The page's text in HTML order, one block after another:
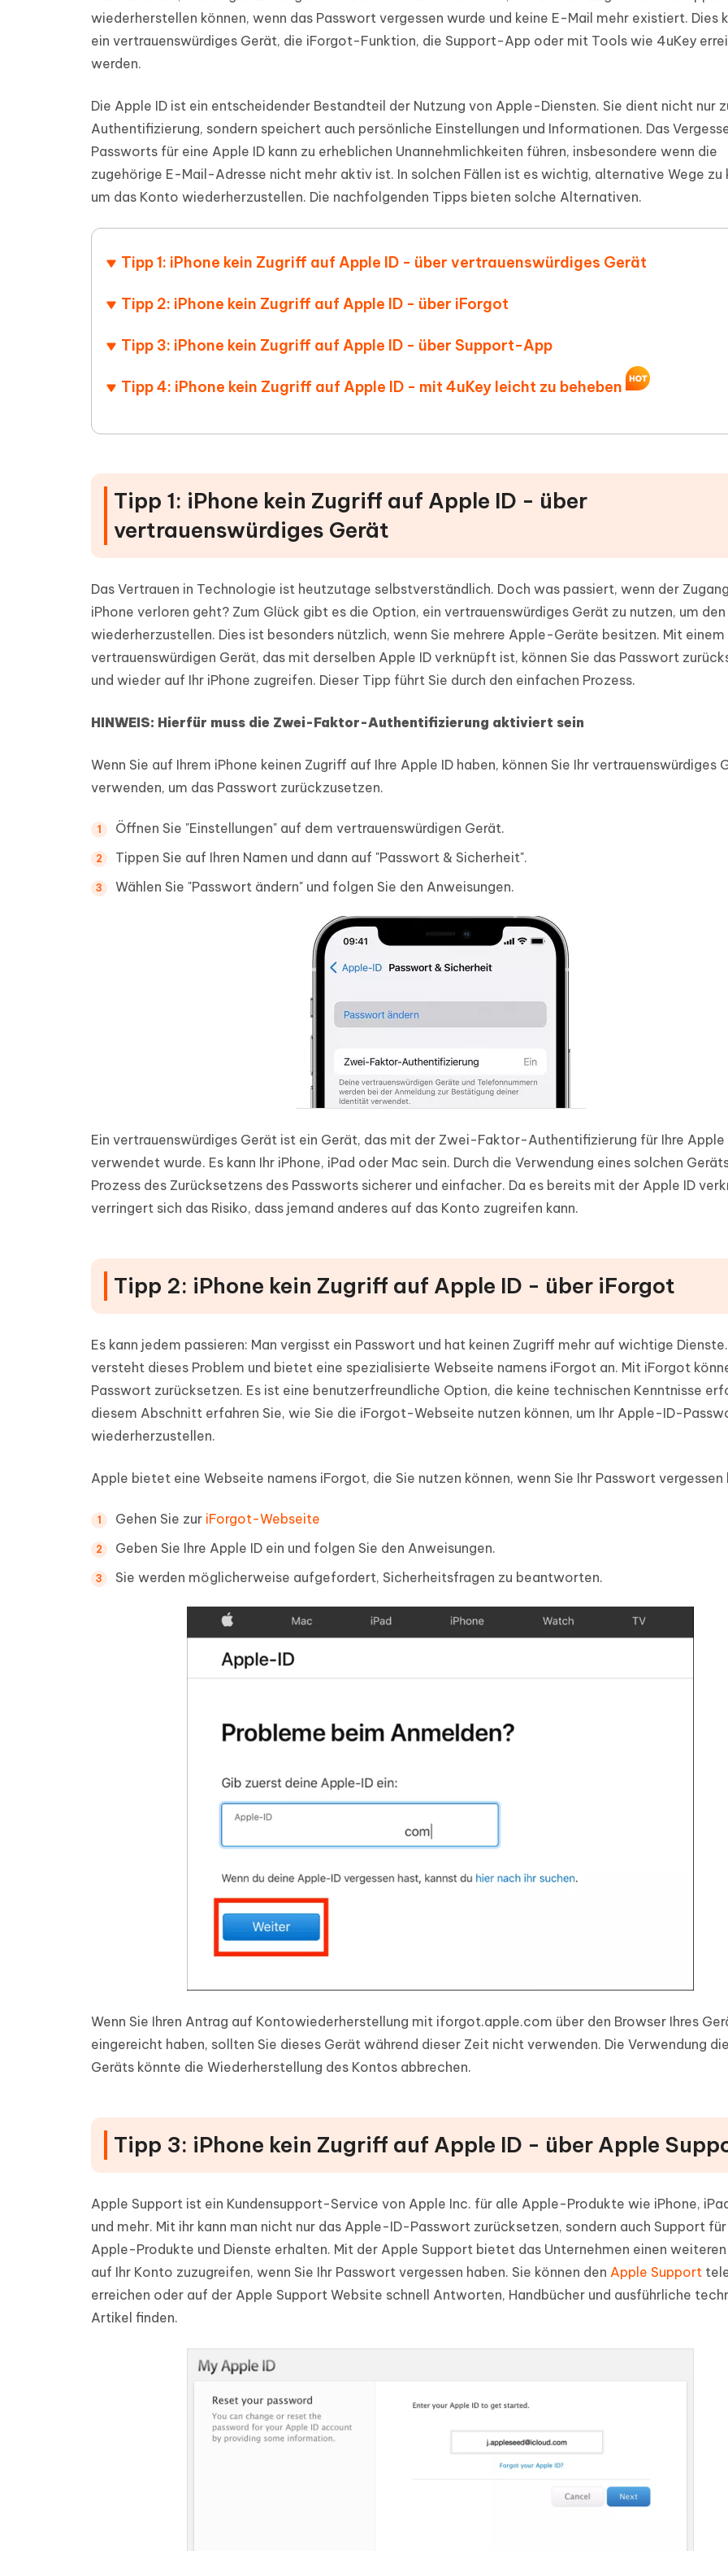
4DDiG - Windows Daten Retten
Update
Gelöschte Dateien unter Windows
wiederherstellen
4DDiG - Mac Daten
Wiederherstellen
Alle Produkte Anzeigen
Mobil
iAnyGo - iOS APP
Android/iPhone
UltData for Android APP
Android Datenrettung ohne PC
Cleanup Pro APP
iPhone kostenlos mit KI bereinigen
PDF Dokumente mit KI zusammenfassen
Mit KI intelligenter, schneller und besser
KI-generierte Präsentationen in
Sekunden
Hot
umwandeln
Kostenloses KI Tool zur
wiederherstellen können, wenn das Passwort vergessen wurde und keine E-Mail mehr existiert. Dies
ein vertrauenswürdiges Gerät, die iForgot-Funktion, die Support-App oder mit Tools wie 4uKey
werden.
Die Apple ID ist ein entscheidender Bestandteil der Nutzung von Apple-Diensten. Sie dient nicht nur
Authentifizierung, sondern speichert auch persönliche Einstellungen und Informationen. Das
Passworts für eine Apple ID kann zu erheblichen Unannehmlichkeiten führen, insbesondere wenn die
zugehörige E-Mail-Adresse nicht mehr aktiv ist. In solchen Fällen ist es wichtig, alternative Wege zu
um das Konto wiederherzustellen. Die nachfolgenden Tipps bieten solche Alternativen.
Tipp 1: iPhone kein Zugriff auf Apple ID - über vertrauenswürdiges Gerät
Tipp 2: iPhone kein Zugriff auf Apple ID - über iForgot
Tipp 3: iPhone kein Zugriff auf Apple ID - über Support-App
Tipp 4: iPhone kein Zugriff auf Apple ID - mit 4uKey leicht zu beheben
Tipp 1: iPhone kein Zugriff auf Apple ID - über
vertrauenswürdiges Gerät
Das Vertrauen in Technologie ist heutzutage selbstverständlich. Doch was passiert, wenn der
iPhone verloren geht? Zum Glück gibt es die Option, ein vertrauenswürdiges Gerät zu nutzen, um
wiederherzustellen. Dies ist besonders nützlich, wenn Sie mehrere Apple-Geräte besitzen. Mit einem
vertrauenswürdigen Gerät, das mit derselben Apple ID verknüpft ist, können Sie das Passwort
und wieder auf Ihr iPhone zugreifen. Dieser Tipp führt Sie durch den einfachen Prozess.
HINWEIS: Hierfür muss die Zwei-Faktor-Authentifizierung aktiviert sein
Wenn Sie auf Ihrem iPhone keinen Zugriff auf Ihre Apple ID haben, können Sie Ihr vertrauenswürdiges
verwenden, um das Passwort zurückzusetzen.
Öffnen Sie "Einstellungen" auf dem vertrauenswürdigen Gerät.
Tippen Sie auf Ihren Namen und dann auf "Passwort & Sicherheit".
Wählen Sie "Passwort ändern" und folgen Sie den Anweisungen.
Ein vertrauenswürdiges Gerät ist ein Gerät, das mit der Zwei-Faktor-Authentifizierung für Ihre Apple
verwendet wurde. Es kann Ihr iPhone, iPad oder Mac sein. Durch die Verwendung eines solchen
Prozess des Zurücksetzens des Passworts sicherer und einfacher. Da es bereits mit der Apple ID
verringert sich das Risiko, dass jemand anderes auf das Konto zugreifen kann.
Tipp 2: iPhone kein Zugriff auf Apple ID - über iForgot
Es kann jedem passieren: Man vergisst ein Passwort und hat keinen Zugriff mehr auf wichtige
versteht dieses Problem und bietet eine spezialisierte Webseite namens iForgot an. Mit iForgot
Passwort zurücksetzen. Es ist eine benutzerfreundliche Option, die keine technischen Kenntnisse
diesem Abschnitt erfahren Sie, wie Sie die iForgot-Webseite nutzen können, um Ihr Apple-ID-
wiederherzustellen.
Apple bietet eine Webseite namens iForgot, die Sie nutzen können, wenn Sie Ihr Passwort vergessen
Gehen Sie zur iForgot-Webseite
Geben Sie Ihre Apple ID ein und folgen Sie den Anweisungen.
Sie werden möglicherweise aufgefordert, Sicherheitsfragen zu beantworten.
Wenn Sie Ihren Antrag auf Kontowiederherstellung mit iforgot.apple.com über den Browser Ihres
eingereicht haben, sollten Sie dieses Gerät während dieser Zeit nicht verwenden. Die Verwendung
Geräts könnte die Wiederherstellung des Kontos abbrechen.
Tipp 3: iPhone kein Zugriff auf Apple ID - über Apple
Apple Support ist ein Kundensupport-Service von Apple Inc. für alle Apple-Produkte wie iPhone,
und mehr. Mit ihr kann man nicht nur das Apple-ID-Passwort zurücksetzen, sondern auch Support
Apple-Produkte und Dienste erhalten. Mit der Apple Support bietet das Unternehmen einen weiteren
auf Ihr Konto zuzugreifen, wenn Sie Ihr Passwort vergessen haben. Sie können den Apple Support
erreichen oder auf der Apple Support Website schnell Antworten, Handbücher und ausführliche
Artikel finden.